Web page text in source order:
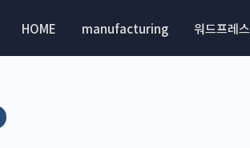
HOME manufacturing 워드프레스